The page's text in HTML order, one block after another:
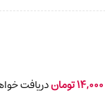
14,000توماندریافت